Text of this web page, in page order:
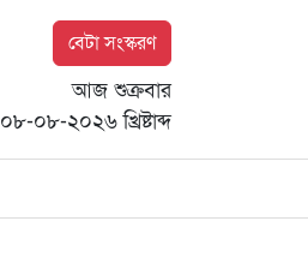
বেটা সংস্করণ
আজ শুক্রবার
০৮-০৮-২০২৬ খ্রিষ্টাব্দ